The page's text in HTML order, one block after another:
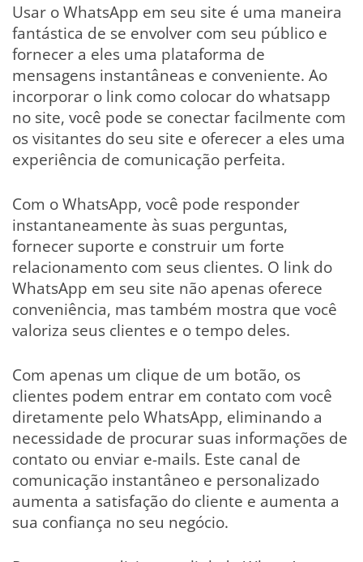
Usar o WhatsApp em seu site é uma maneira
fantástica de se envolver com seu público e
fornecer a eles uma plataforma de
mensagens instantâneas e conveniente. Ao
incorporar o link como colocar do whatsapp
no site, você pode se conectar facilmente com
os visitantes do seu site e oferecer a eles uma
experiência de comunicação perfeita.
Com o WhatsApp, você pode responder
instantaneamente às suas perguntas,
fornecer suporte e construir um forte
relacionamento com seus clientes. O link do
WhatsApp em seu site não apenas oferece
conveniência, mas também mostra que você
valoriza seus clientes e o tempo deles.
Com apenas um clique de um botão, os
clientes podem entrar em contato com você
diretamente pelo WhatsApp, eliminando a
necessidade de procurar suas informações de
contato ou enviar e-mails. Este canal de
comunicação instantâneo e personalizado
aumenta a satisfação do cliente e aumenta a
sua confiança no seu negócio.